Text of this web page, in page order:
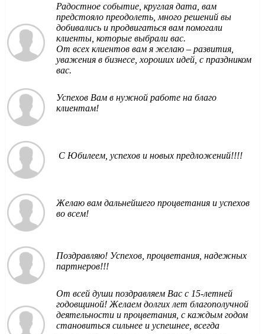
Радостное событие, круглая дата, вам
предстояло преодолеть, много решений вы
добивались и продвигаться вам помогали
клиенты, которые выбрали вас.
От всех клиентов вам я желаю – развития,
уважения в бизнесе, хороших идей, с праздником
вас.
Успехов Вам в нужной работе на благо
клиентам!
С Юбилеем, успехов и новых предложений!!!!
Желаю вам дальнейшего процветания и успехов
во всем!
Поздравляю! Успехов, процветания, надежных
партнеров!!!
От всей души поздравляем Вас с 15-летней
годовщиной! Желаем долгих лет благополучной
деятельности и процветания, с каждым годом
становиться сильнее и успешнее, всегда